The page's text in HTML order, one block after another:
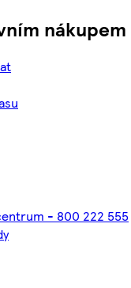
nákupem
- 800 222 555